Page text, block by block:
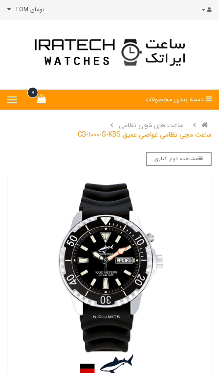
تومان TOM
0
دسته بندی محصولات
ساعت های مُچی نظامی
ساعت مچی نظامی غواصی عمیق CB-1000-S-KBS
مشاهده نوار کناری